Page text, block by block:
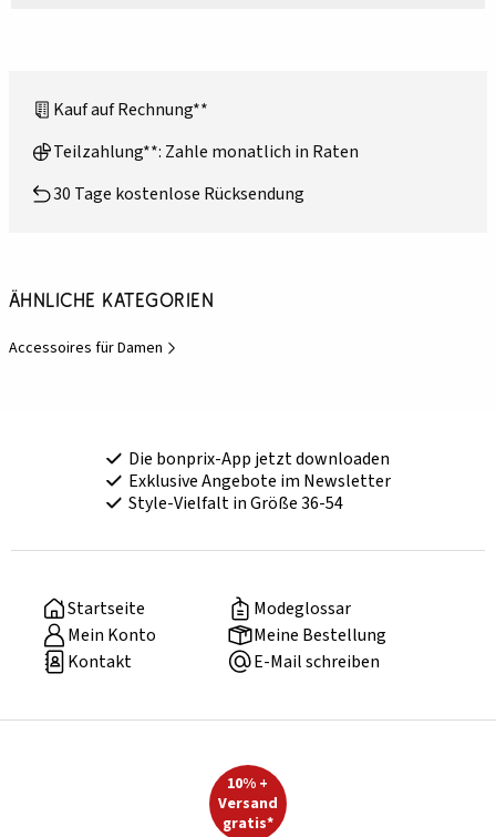
Kauf auf Rechnung**
Teilzahlung**: Zahle monatlich in Raten
30 Tage kostenlose Rücksendung
Ähnliche Kategorien
Accessoires für Damen
Die bonprix-App jetzt downloaden
Exklusive Angebote im Newsletter
Style-Vielfalt in Größe 36-54
Startseite
Modeglossar
Mein Konto
Meine Bestellung
Kontakt
E-Mail schreiben
10% +
Versand
gratis*